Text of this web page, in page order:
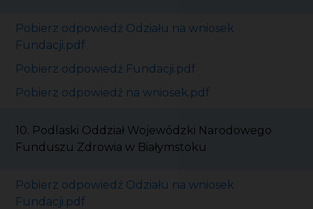
Pobierz odpowiedź Odziału na wniosek
Fundacji.pdf
Pobierz odpowiedź Fundacji.pdf
Pobierz odpowiedź na wniosek.pdf
10. Podlaski Oddział Wojewódzki Narodowego
Funduszu Zdrowia w Białymstoku
Pobierz odpowiedź Odziału na wniosek
Fundacji.pdf